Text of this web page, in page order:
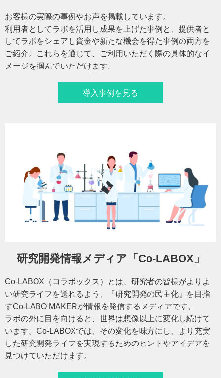
お客様の実際の事例やお声を掲載しています。
利用者としてラボを活用し成果を上げた事例と、提供者と
してラボをシェアし資金や新たな機会を得た事例の両方を
ご紹介。これらを通じて、ご利用いただく際の具体的なイ
メージを掴んでいただけます。
導入事例を見る
研究開発情報メディア「Co-LABOX」
Co-LABOX（コラボックス）とは、研究者の皆様がよりよ
い研究ライフを送れるよう、『研究開発の民主化』を目指
すCo-LABO MAKERが情報を発信するメディアです。
ラボの外に目を向けると、世界は想像以上に変化し続けて
います。Co-LABOXでは、その変化を味方にし、より充実
した研究開発ライフを実現するためのヒントやアイデアを
見つけていただけます。